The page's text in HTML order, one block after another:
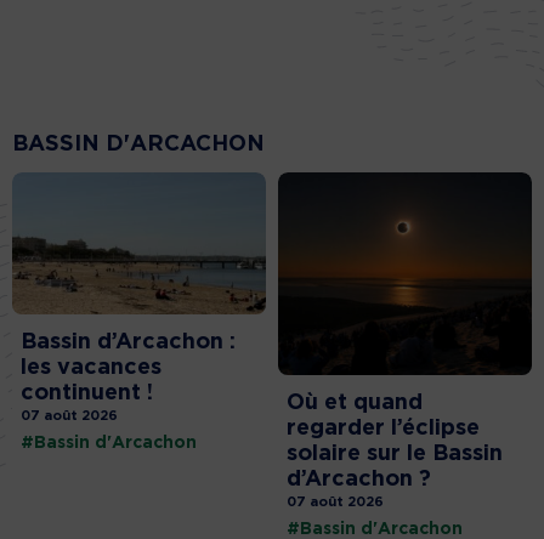
BASSIN D'ARCACHON
Bassin d’Arcachon :
les vacances
continuent !
07 août 2026
#Bassin d'Arcachon
Où et quand
regarder l’éclipse
solaire sur le Bassin
d’Arcachon ?
07 août 2026
#Bassin d'Arcachon